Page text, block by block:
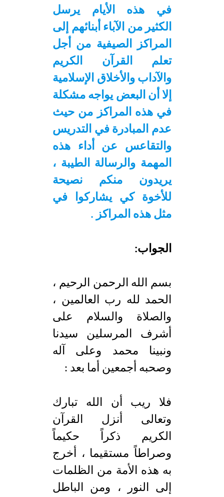
e
في هذه الأيام يرسل
الكثير من الآباء أبنائهم إلى
المراكز الصيفية من أجل
تعلم القرآن الكريم
والآداب والأخلاق الإسلامية
إلا أن البعض يواجه مشكلة
في هذه المراكز من حيث
عدم المبادرة في التدريس
والتقاعس عن أداء هذه
المهمة والرسالة الطيبة ،
يريدون منكم نصيحة
للأخوة كي يشاركوا في
مثل هذه المراكز .
الجواب:
بسم الله الرحمن الرحيم ،
الحمد لله رب العالمين ،
والصلاة والسلام على
أشرف المرسلين سيدنا
ونبينا محمد وعلى آله
وصحبه أجمعين أما بعد :
فلا ريب أن الله تبارك
وتعالى أنزل القرآن
الكريم ذكراً حكيماً
وصراطاً مستقيما ، أخرج
به هذه الأمة من الظلمات
إلى النور ، ومن الباطل